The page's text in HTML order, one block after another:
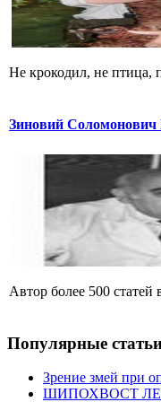
Не крокодил, не птица,
Зиновий Соломонович
Автор более 500
Популярные
Зрение змей при
ШИПОХВОСТ